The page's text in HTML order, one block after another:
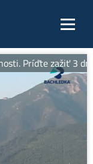
Príďte zažiť 3